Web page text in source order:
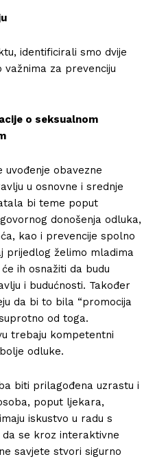
identificirali smo dvije
za prevenciju
o seksualnom
uvođenje obavezne
u osnovne i srednje
bi teme poput
donošenja odluka,
kao i prevencije spolno
prijedlog želimo mladima
ih osnažiti da budu
i budućnosti. Također
da bi to bila “promocija
od toga.
trebaju kompetentni
odluke.
biti prilagođena uzrastu i
poput ljekara,
iskustvo u radu s
se kroz interaktivne
savjete stvori sigurno